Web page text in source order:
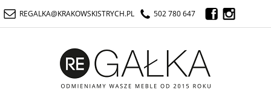
REGALKA@KRAKOWSKISTRYCH.PL 502 780 647